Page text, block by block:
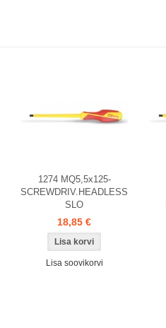
1274 MQ5,5x125-
SCREWDRIV.HEADLESS
SLO
18,85 €
Lisa soovikorvi